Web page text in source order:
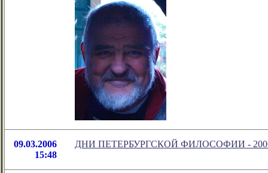
09.03.2006
15:48
ДНИ ПЕТЕРБУРГСКОЙ ФИЛОСОФИИ -